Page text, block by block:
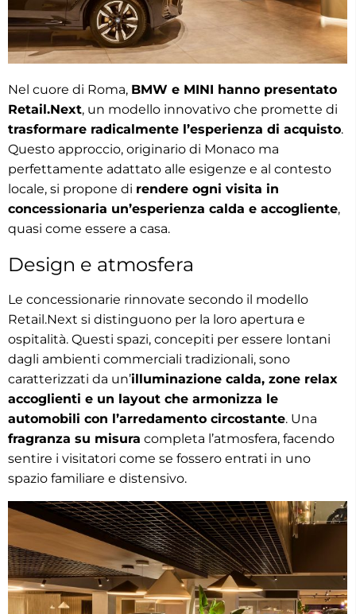
Nel cuore di Roma, BMW e MINI hanno presentato
Retail.Next, un modello innovativo che promette di
trasformare radicalmente l’esperienza di acquisto.
Questo approccio, originario di Monaco ma
perfettamente adattato alle esigenze e al contesto
locale, si propone di rendere ogni visita in
concessionaria un’esperienza calda e accogliente,
quasi come essere a casa.
Design e atmosfera
Le concessionarie rinnovate secondo il modello
Retail.Next si distinguono per la loro apertura e
ospitalità. Questi spazi, concepiti per essere lontani
dagli ambienti commerciali tradizionali, sono
caratterizzati da un’illuminazione calda, zone relax
accoglienti e un layout che armonizza le
automobili con l’arredamento circostante. Una
fragranza su misura completa l’atmosfera, facendo
sentire i visitatori come se fossero entrati in uno
spazio familiare e distensivo.